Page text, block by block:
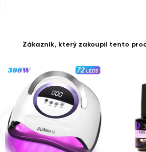
Zákazník, který zakoupil tento
‹